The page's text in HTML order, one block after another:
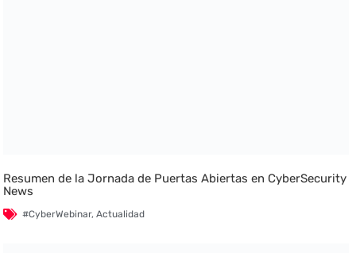
Resumen de la Jornada de Puertas Abiertas en CyberSecurity
News
#CyberWebinar,Actualidad